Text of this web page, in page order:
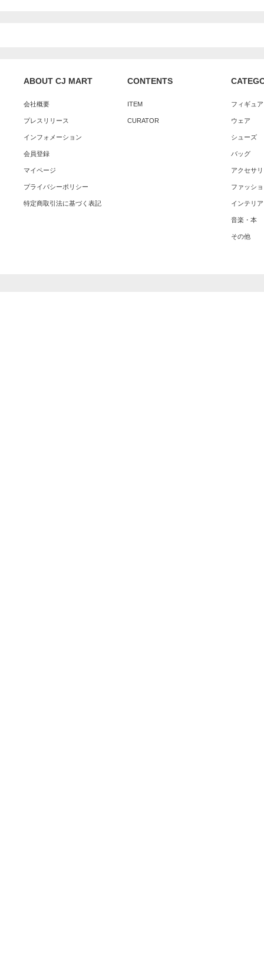
ABOUT CJ MART
会社概要
プレスリリース
インフォメーション
会員登録
マイページ
プライバシーポリシー
特定商取引法に基づく表記
CONTENTS
ITEM
CURATOR
フィギュ
ウェア
シューズ
バッグ
アクセサ
ファッシ
インテリア
音楽・本
その他